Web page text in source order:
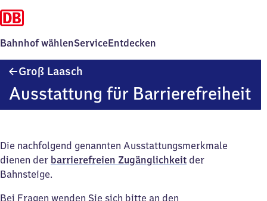
Bahnhof wählenServiceEntdecken
Groß Laasch
Ausstattung für Barrierefreiheit
Die nachfolgend genannten Ausstattungsmerkmale
dienen der barrierefreien Zugänglichkeit der
Bahnsteige.
Bei Fragen wenden Sie sich bitte an den